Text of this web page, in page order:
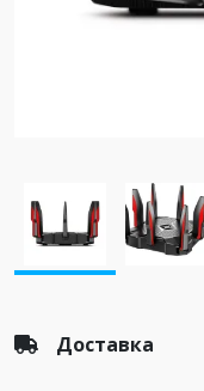
Доставка